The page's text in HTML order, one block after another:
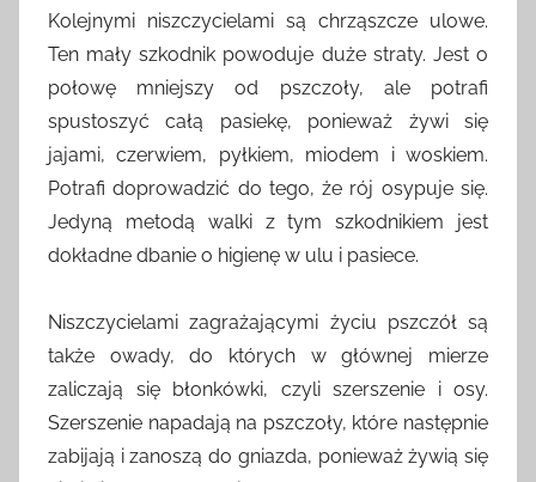
Kolejnymi niszczycielami są chrząszcze ulowe.
Ten mały szkodnik powoduje duże straty. Jest o
połowę mniejszy od pszczoły, ale potrafi
spustoszyć całą pasiekę, ponieważ żywi się
jajami, czerwiem, pyłkiem, miodem i woskiem.
Potrafi doprowadzić do tego, że rój osypuje się.
Jedyną metodą walki z tym szkodnikiem jest
dokładne dbanie o higienę w ulu i pasiece.
Niszczycielami zagrażającymi życiu pszczół są
także owady, do których w głównej mierze
zaliczają się błonkówki, czyli szerszenie i osy.
Szerszenie napadają na pszczoły, które następnie
zabijają i zanoszą do gniazda, ponieważ żywią się